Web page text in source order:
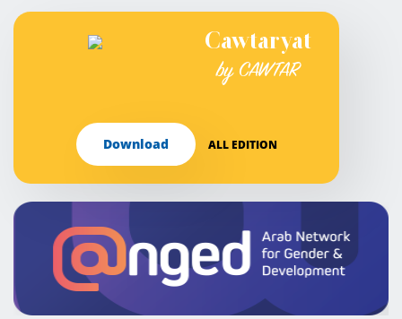
Cawtaryat
by CAWTAR
Download ALL EDITION